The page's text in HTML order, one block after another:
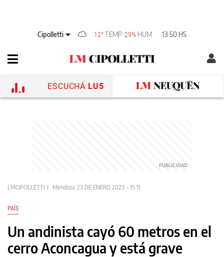
Cipolletti 12° TEMP 29% HUM 13:50 HS
ESCUCHÁ LU5
LMCIPOLLETTI Mendoza 23 DE ENERO 2023 - 15:11
PAÍS
Un andinista cayó 60 metros en el
cerro Aconcagua y está grave